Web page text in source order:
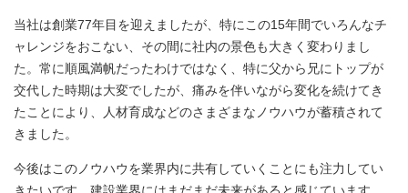
当社は創業77年目を迎えましたが、特にこの15年間でいろんなチ
ャレンジをおこない、その間に社内の景色も大きく変わりまし
た。常に順風満帆だったわけではなく、特に父から兄にトップが
交代した時期は大変でしたが、痛みを伴いながら変化を続けてき
たことにより、人材育成などのさまざまなノウハウが蓄積されて
きました。
今後はこのノウハウを業界内に共有していくことにも注力してい